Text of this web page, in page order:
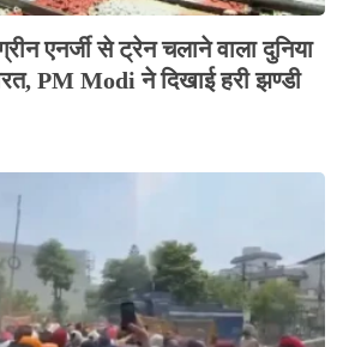
एनर्जी से ट्रेन चलाने वाला दुनिया
PM Modi ने दिखाई हरी झण्डी